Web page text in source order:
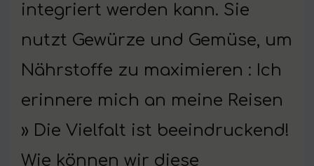
integriert werden kann. Sie
nutzt Gewürze und Gemüse, um
Nährstoffe zu maximieren : Ich
erinnere mich an meine Reisen
» Die Vielfalt ist beeindruckend!
Wie können wir diese